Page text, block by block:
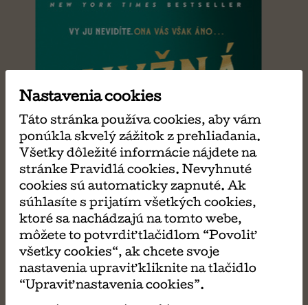
Nastavenia cookies
Táto stránka používa cookies, aby vám
ponúkla skvelý zážitok z prehliadania.
Všetky dôležité informácie nájdete na
stránke Pravidlá cookies. Nevyhnuté
cookies sú automaticky zapnuté. Ak
súhlasíte s prijatím všetkých cookies,
ktoré sa nachádzajú na tomto webe,
môžete to potvrdiť tlačidlom “Povoliť
všetky cookies“, ak chcete svoje
nastavenia upraviť kliknite na tlačidlo
“Upraviť nastavenia cookies”.